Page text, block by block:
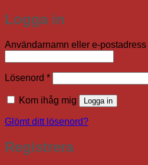
Logga in
Användarnamn eller e-postadress
Lösenord *Obligatoriskt
Kom ihåg mig Logga in
Glömt ditt lösenord?
Registrera